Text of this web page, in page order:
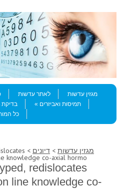
Menu
Skip to content
מגזין עדשות
לאתר עדשות
תמיסות ואביזרים
בדיקת
כל
מגזין עדשות > דיונים
knowledge co-axial hormo
redislocates
line knowledge co-